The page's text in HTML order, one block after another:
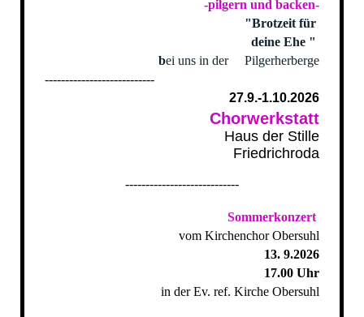
-pilgern und backen-
"Brotzeit für
deine Ehe "
bei uns in der Pilgerherberge
---------------------------
27.9.-1.10.2026
Chorwerkstatt
Haus der Stille
Friedrichroda
----------------------------
Sommerkonzert
vom Kirchenchor Obersuhl
13. 9.2026
17.00 Uhr
in der Ev. ref. Kirche Obersuhl